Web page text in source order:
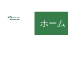
ホーム